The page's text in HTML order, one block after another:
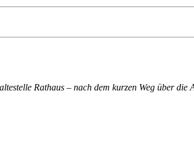
Rathaus – nach dem kurzen Weg über die